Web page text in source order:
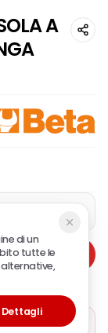
A
Modifica
di un
tutte le
Dettagli